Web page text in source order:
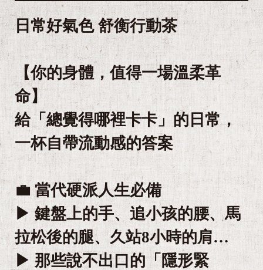
日常好氣色 舒衡行動茶
【你的身體，值得一場溫柔革
命】
給「總覺得哪裡卡卡」的日常，
一杯自帶流動感的答案
💼 當代硬派人生必備
▶ 鍵盤上的手、追小孩的腰、馬
拉松後的腿、久站8小時的肩…
▶ 那些說不出口的「隱形緊